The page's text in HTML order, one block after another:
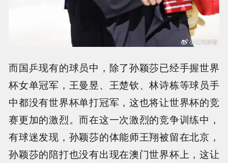
而国乒现有的球员中，除了孙颖莎已经手握世界
杯女单冠军，王曼昱、王楚钦、林诗栋等球员手
中都没有世界杯单打冠军，这也将让世界杯的竞
赛更加的激烈。而在这一次激烈的竞争训练中，
有球迷发现，孙颖莎的体能师王翔被留在北京，
孙颖莎的陪打也没有出现在澳门世界杯上，这让